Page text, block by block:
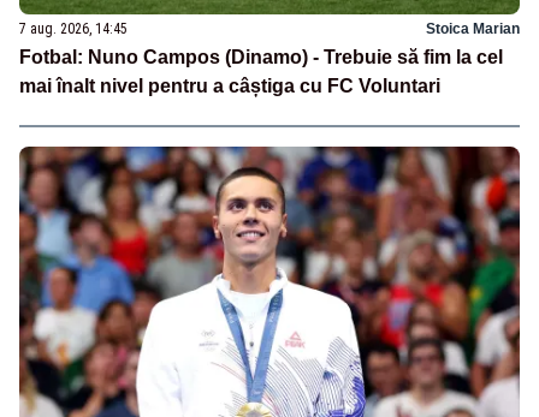
7 aug. 2026, 14:45 Stoica Marian
Fotbal: Nuno Campos (Dinamo) - Trebuie să fim la cel
mai înalt nivel pentru a câștiga cu FC Voluntari